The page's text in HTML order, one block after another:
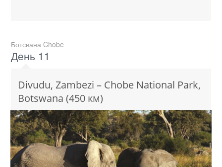
Ботсвана Chobe
День 11
Divudu, Zambezi – Chobe National Park,
Botswana (450 км)